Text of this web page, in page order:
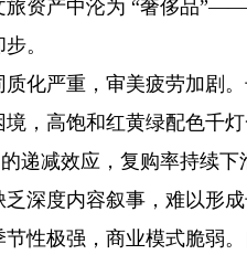
旅资产中沦为 “奢侈品
。
质化严重，审美疲劳加剧
境，高饱和红黄绿配色千
递减效应，复购率持续
深度内容叙事，难以形
节性极强，商业模式脆弱